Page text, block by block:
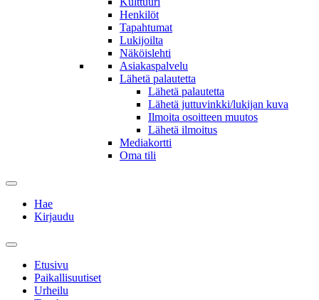
Henkilöt
Tapahtumat
Lukijoilta
Näköislehti
Asiakaspalvelu
Lähetä palautetta
Lähetä palautetta
Lähetä juttuvinkki/lukijan kuva
Ilmoita osoitteen muutos
Lähetä ilmoitus
Mediakortti
Oma tili
Hae
Kirjaudu
Etusivu
Paikallisuutiset
Urheilu